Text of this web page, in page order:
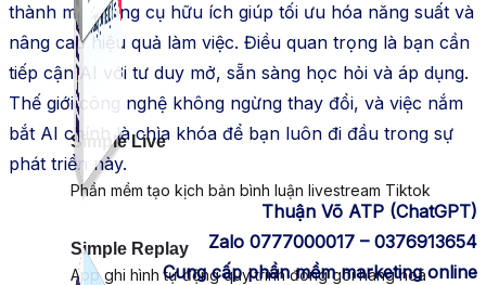
Simple Replay
App ghi hình tự động quy trình đóng gói hàng hoá
Simple Live
Phần mềm tạo kịch bản bình luận livestream Tiktok
thành một công cụ hữu ích giúp tối ưu hóa năng suất và
nâng cao hiệu quả làm việc. Điều quan trọng là bạn cần
tiếp cận AI với tư duy mở, sẵn sàng học hỏi và áp dụng.
Thế giới công nghệ không ngừng thay đổi, và việc nắm
bắt AI chính là chìa khóa để bạn luôn đi đầu trong sự
phát triển này.
Thuận Võ ATP (ChatGPT)
Zalo 0777000017 – 0376913654
Cung cấp phần mềm marketing online